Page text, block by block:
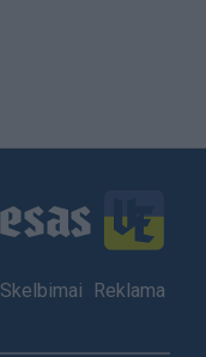
Skelbimai
Reklama